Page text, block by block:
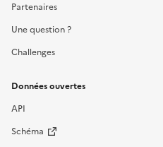
Partenaires
Une question ?
Challenges
Données ouvertes
API
Schéma